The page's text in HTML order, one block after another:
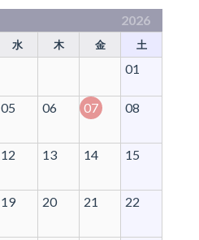
2026
水 木 金 土
01
05 06 07 08
12 13 14 15
19 20 21 22